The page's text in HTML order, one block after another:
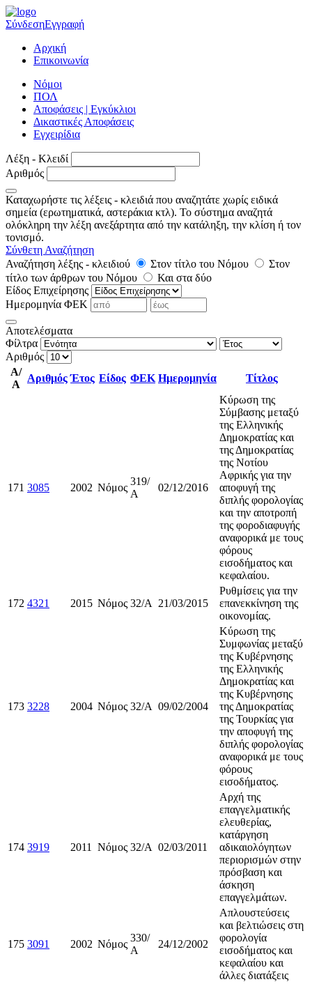
ΣύνδεσηΕγγραφή
Αρχική
Επικοινωνία
Νόμοι
ΠΟΛ
Αποφάσεις | Εγκύκλιοι
Δικαστικές Αποφάσεις
Εγχειρίδια
Λέξη - Κλειδί
Αριθμός
Καταχωρήστε τις λέξεις - κλειδιά που αναζητάτε χωρίς ειδικά
σημεία (ερωτηματικά, αστεράκια κτλ). Το σύστημα αναζητά
ολόκληρη την λέξη ανεξάρτητα από την κατάληξη, την κλίση ή τον
τονισμό.
Σύνθετη Αναζήτηση
Αναζήτηση λέξης - κλειδιού
Στον τίτλο του Νόμου
Στον
τίτλο των άρθρων του Νόμου
Και στα δύο
Είδος Επιχείρησης
Ημερομηνία ΦΕΚ
Αποτελέσματα
Φίλτρα
Αριθμός
Α/
Α
Αριθμός Έτος Είδος ΦΕΚ Ημερομηνία Τίτλος
171 3085 2002 Νόμος
319/
Α
02/12/2016
Κύρωση της
Σύμβασης μεταξύ
της Ελληνικής
Δημοκρατίας και
της Δημοκρατίας
της Νοτίου
Αφρικής για την
αποφυγή της
διπλής φορολογίας
και την αποτροπή
της φοροδιαφυγής
αναφορικά με τους
φόρους
εισοδήματος και
κεφαλαίου.
172 4321 2015 Νόμος 32/Α 21/03/2015
Ρυθμίσεις για την
επανεκκίνηση της
οικονομίας.
173 3228 2004 Νόμος 32/Α 09/02/2004
Κύρωση της
Συμφωνίας μεταξύ
της Κυβέρνησης
της Ελληνικής
Δημοκρατίας και
της Κυβέρνησης
της Δημοκρατίας
της Τουρκίας για
την αποφυγή της
διπλής φορολογίας
αναφορικά με τους
φόρους
εισοδήματος.
174 3919 2011 Νόμος 32/Α 02/03/2011
Αρχή της
επαγγελματικής
ελευθερίας,
κατάργηση
αδικαιολόγητων
περιορισμών στην
πρόσβαση και
άσκηση
επαγγελμάτων.
175 3091 2002 Νόμος
330/
Α
24/12/2002
Aπλουστεύσεις
και βελτιώσεις στη
φορολογία
εισοδήματος και
κεφαλαίου και
άλλες διατάξεις